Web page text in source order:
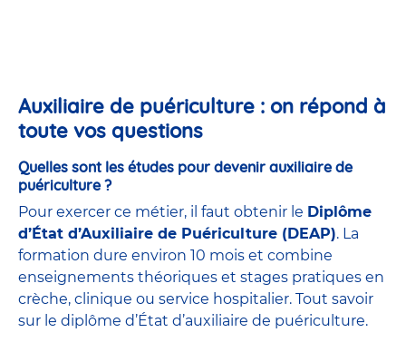
Auxiliaire de puériculture : on répond à
toute vos questions
Quelles sont les études pour devenir auxiliaire de
puériculture ?
Pour exercer ce métier, il faut obtenir le Diplôme
d’État d’Auxiliaire de Puériculture (DEAP). La
formation dure environ 10 mois et combine
enseignements théoriques et stages pratiques en
crèche, clinique ou service hospitalier. Tout savoir
sur le diplôme d’État d’auxiliaire de puériculture.